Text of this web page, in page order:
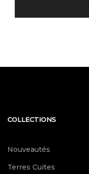
COLLECTIONS
Nouveautés
Terres Cuites